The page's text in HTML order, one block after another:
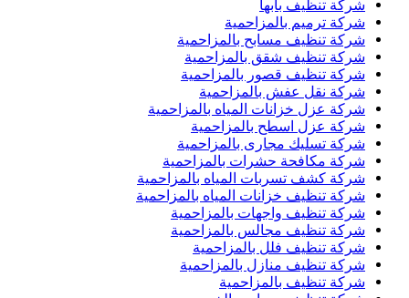
شركة تنظيف بابها
شركة ترميم بالمزاحمية
شركة تنظيف مسابح بالمزاحمية
شركة تنظيف شقق بالمزاحمية
شركة تنظيف قصور بالمزاحمية
شركة نقل عفش بالمزاحمية
شركة عزل خزانات المياه بالمزاحمية
شركة عزل اسطح بالمزاحمية
شركة تسليك مجارى بالمزاحمية
شركة مكافحة حشرات بالمزاحمية
شركة كشف تسربات المياه بالمزاحمية
شركة تنظيف خزانات المياه بالمزاحمية
شركة تنظيف واجهات بالمزاحمية
شركة تنظيف مجالس بالمزاحمية
شركة تنظيف فلل بالمزاحمية
شركة تنظيف منازل بالمزاحمية
شركة تنظيف بالمزاحمية